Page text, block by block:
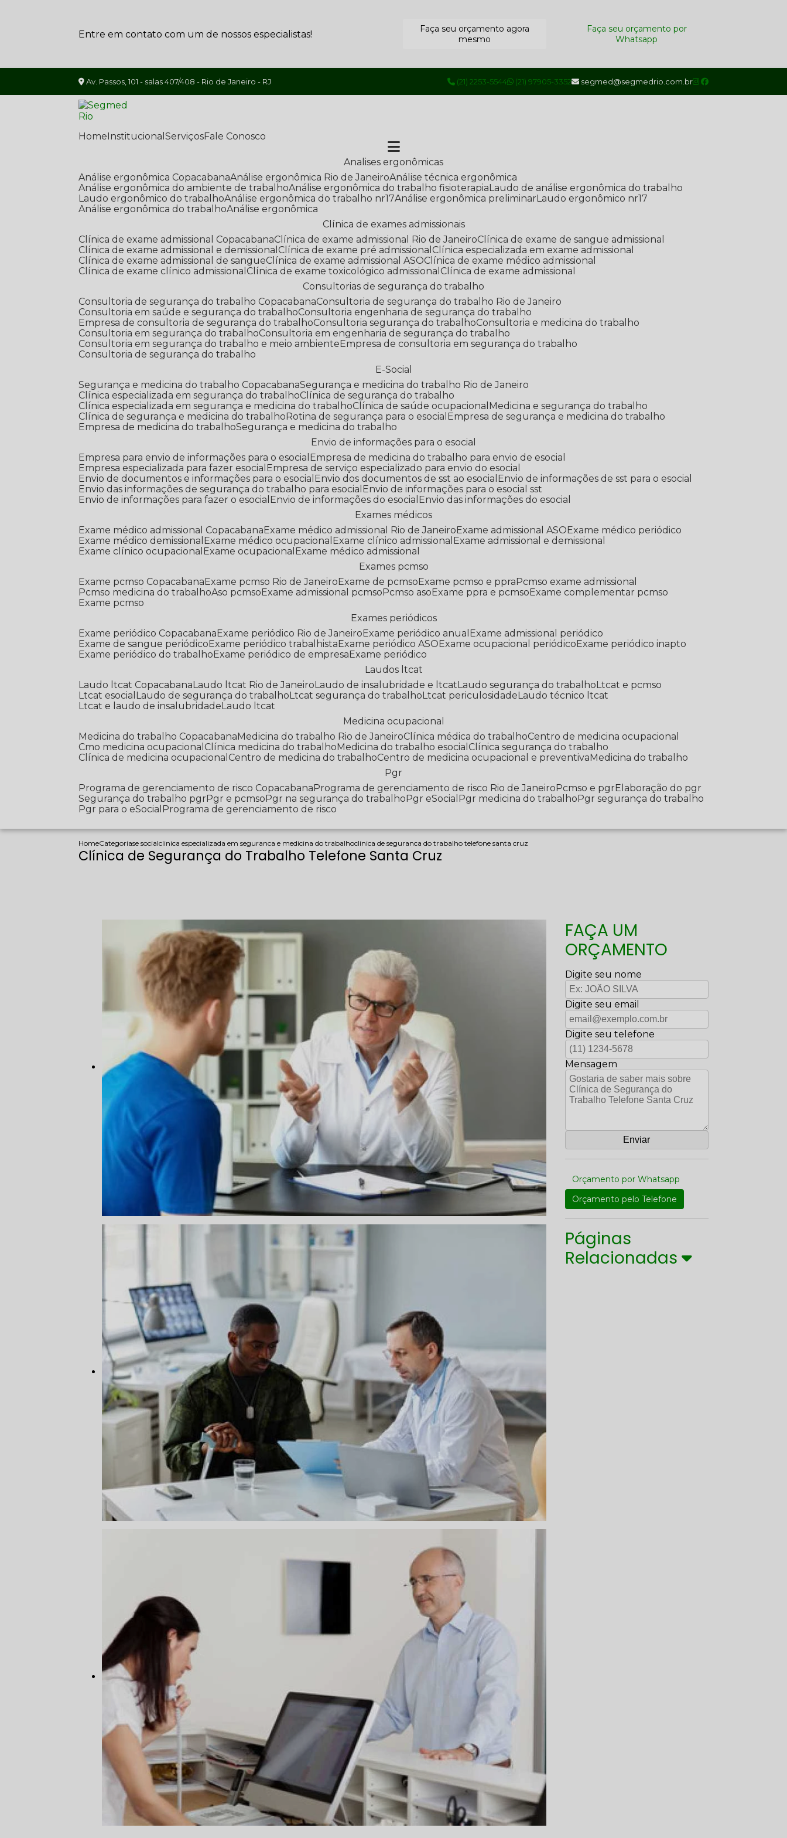
Entre em contato com um de nossos especialistas!
Faça seu orçamento agora
mesmo
Faça seu orçamento por
Whatsapp
Av. Passos, 101 - salas 407/408 - Rio de Janeiro - RJ (21) 2253-5544 (21) 97905-3352 segmed@segmedrio.com.br
Home Institucional Serviços Fale Conosco
Analises ergonômicas
Análise ergonômica Copacabana Análise ergonômica Rio de Janeiro Análise técnica ergonômica
Análise ergonômica do ambiente de trabalho Análise ergonômica do trabalho fisioterapia Laudo de análise ergonômica do trabalho
Laudo ergonômico do trabalho Análise ergonômica do trabalho nr17 Análise ergonômica preliminar Laudo ergonômico nr17
Análise ergonômica do trabalho Análise ergonômica
Clínica de exames admissionais
Clínica de exame admissional Copacabana
Clínica de exame admissional Rio de Janeiro
Clínica de exame de sangue admissional
Clínica de exame admissional e demissional
Clínica de exame pré admissional
Clínica especializada em exame admissional
Clínica de exame admissional de sangue
Clínica de exame admissional ASO
Clínica de exame médico admissional
Clínica de exame clínico admissional
Clínica de exame toxicológico admissional
Clínica de exame admissional
Consultorias de segurança do trabalho
Consultoria de segurança do trabalho Copacabana
Consultoria de segurança do trabalho Rio de Janeiro
Consultoria em saúde e segurança do trabalho
Consultoria engenharia de segurança do trabalho
Empresa de consultoria de segurança do trabalho
Consultoria segurança do trabalho
Consultoria e medicina do trabalho
Consultoria em segurança do trabalho
Consultoria em engenharia de segurança do trabalho
Consultoria em segurança do trabalho e meio ambiente
Empresa de consultoria em segurança do trabalho
Consultoria de segurança do trabalho
E-Social
Segurança e medicina do trabalho Copacabana Segurança e medicina do trabalho Rio de Janeiro
Clínica especializada em segurança do trabalho
Clínica de segurança do trabalho
Clínica especializada em segurança e medicina do trabalho
Clínica de saúde ocupacional
Medicina e segurança do trabalho
Clínica de segurança e medicina do trabalho
Rotina de segurança para o esocial
Empresa de segurança e medicina do trabalho
Empresa de medicina do trabalho Segurança e medicina do trabalho
Envio de informações para o esocial
Empresa para envio de informações para o esocial
Empresa de medicina do trabalho para envio de esocial
Empresa especializada para fazer esocial
Empresa de serviço especializado para envio do esocial
Envio de documentos e informações para o esocial
Envio dos documentos de sst ao esocial
Envio de informações de sst para o esocial
Envio das informações de segurança do trabalho para esocial
Envio de informações para o esocial sst
Envio de informações para fazer o esocial
Envio de informações do esocial
Envio das informações do esocial
Exames médicos
Exame médico admissional Copacabana
Exame médico admissional Rio de Janeiro Exame admissional ASO
Exame médico periódico
Exame médico demissional
Exame médico ocupacional Exame clínico admissional
Exame admissional e demissional
Exame clínico ocupacional
Exame ocupacional
Exame médico admissional
Exames pcmso
Exame pcmso Copacabana
Exame pcmso Rio de Janeiro Exame de pcmso Exame pcmso e ppra
Pcmso exame admissional
Pcmso medicina do trabalho Aso pcmso Exame admissional pcmso Pcmso aso Exame ppra e pcmso
Exame complementar pcmso
Exame pcmso
Exames periódicos
Exame periódico Copacabana
Exame periódico Rio de Janeiro Exame periódico anual
Exame admissional periódico
Exame de sangue periódico
Exame periódico trabalhista Exame periódico ASO Exame ocupacional periódico
Exame periódico inapto
Exame periódico do trabalho
Exame periódico de empresa
Exame periódico
Laudos ltcat
Laudo ltcat Copacabana Laudo ltcat Rio de Janeiro Laudo de insalubridade e ltcat Laudo segurança do trabalho Ltcat e pcmso
Ltcat esocial
Laudo de segurança do trabalho Ltcat segurança do trabalho Ltcat periculosidade Laudo técnico ltcat
Ltcat e laudo de insalubridade Laudo ltcat
Medicina ocupacional
Medicina do trabalho Copacabana
Medicina do trabalho Rio de Janeiro Clínica médica do trabalho
Centro de medicina ocupacional
Cmo medicina ocupacional
Clínica medicina do trabalho Medicina do trabalho esocial
Clínica segurança do trabalho
Clínica de medicina ocupacional
Centro de medicina do trabalho Centro de medicina ocupacional e preventiva
Medicina do trabalho
Pgr
Programa de gerenciamento de risco Copacabana
Programa de gerenciamento de risco Rio de Janeiro Pcmso e pgr
Elaboração do pgr
Segurança do trabalho pgr
Pgr e pcmso Pgr na segurança do trabalho Pgr eSocial Pgr medicina do trabalho
Pgr segurança do trabalho
Pgr para o eSocial
Programa de gerenciamento de risco
HomeCategoriase socialclinica especializada em seguranca e medicina do trabalhoclinica de seguranca do trabalho telefone santa cruz
Clínica de Segurança do Trabalho Telefone Santa Cruz
FAÇA UM
ORÇAMENTO
Digite seu nome
Digite seu email
Digite seu telefone
Mensagem
Orçamento por Whatsapp
Orçamento pelo Telefone
Páginas
Relacionadas